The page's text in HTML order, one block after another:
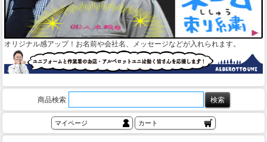
オリジナル感アップ！お名前や会社名、メッセージなどが入れられます。
商品検索
マイページ カート